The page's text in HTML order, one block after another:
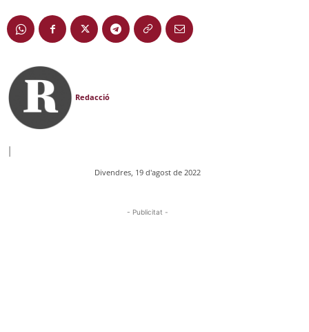
Redacció
|
Divendres, 19 d'agost de 2022
- Publicitat -